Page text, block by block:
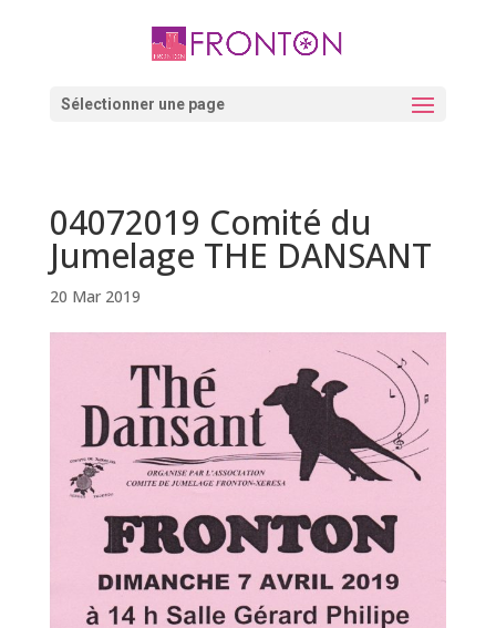
Sélectionner une page
04072019 Comité du
Jumelage THE DANSANT
20 Mar 2019